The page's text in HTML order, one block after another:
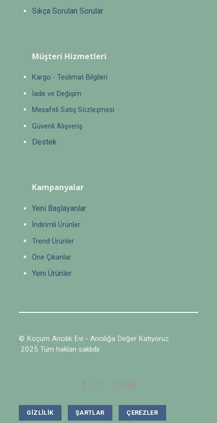
Sıkça Sorulan Sorular
Müşteri Hizmetleri
Kargo - Teslimat Bilgileri
İade ve Değişim
Mesafeli Satış Sözleşmesi
Güvenli Alışveriş
Destek
Kampanyalar
Yeni Başlayanlar
İndirimli Ürünler
Trend Ürünler
Öne Çıkanlar
Yeni Ürünler
© Koçum Arıcılık Evi - Arıcılığa Değer Katıyoruz.
2025 Tüm hakları saklıdır.
GIZLILIK ŞARTLAR ÇEREZLER